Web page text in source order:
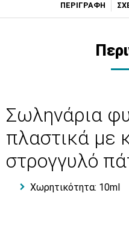
ΠΕΡΙΓΡΑΦΗ
Σωληνάρια
πλαστικά με
στρογγυλό
Χωρητικότητα: 10ml